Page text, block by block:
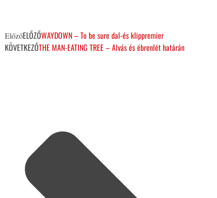
ElőzőELŐZŐWAYDOWN – To be sure dal-és klippremier
KÖVETKEZŐTHE MAN-EATING TREE – Alvás és ébrenlét határán